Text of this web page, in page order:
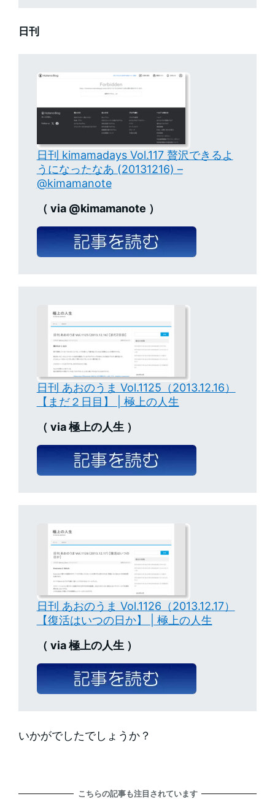
日刊
日刊 kimamadays Vol.117 贅沢できるよ
うになったなあ (20131216) –
@kimamanote
（ via @kimamanote ）
日刊 あおのうま Vol.1125（2013.12.16）
【まだ２日目】 | 極上の人生
（ via 極上の人生 ）
日刊 あおのうま Vol.1126（2013.12.17）
【復活はいつの日か】 | 極上の人生
（ via 極上の人生 ）
いかがでしたでしょうか？
こちらの記事も注目されています